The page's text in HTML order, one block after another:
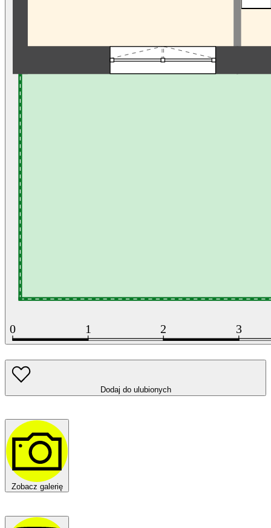
Dodaj do ulubionych
Zobacz galerię